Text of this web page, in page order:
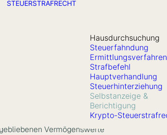
STEUERSTRAFRECHT
Hausdurchsuchung
Steuerfahndung
Ermittlungsverfahren
Strafbefehl
Hauptverhandlung
Steuerhinterziehung
Selbstanzeige &
Berichtigung
Krypto-
Vermögenswerte